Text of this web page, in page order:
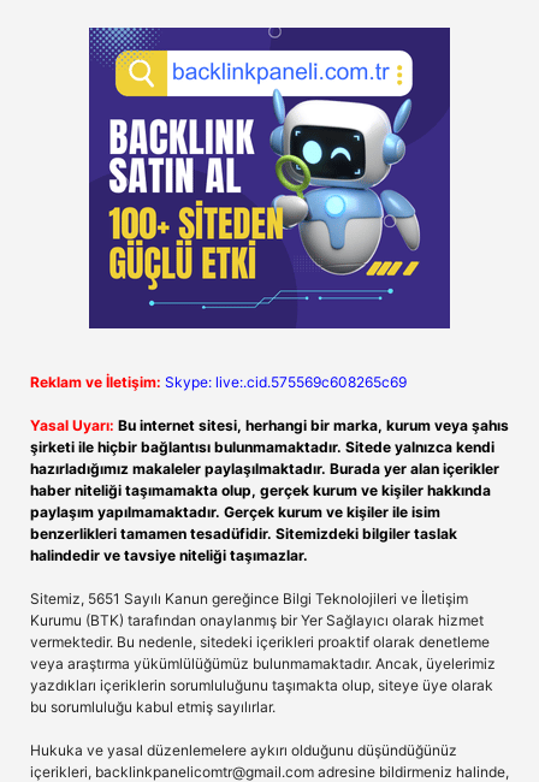
Reklam ve İletişim: Skype: live:.cid.575569c608265c69
Yasal Uyarı: Bu internet sitesi, herhangi bir marka, kurum veya şahıs
şirketi ile hiçbir bağlantısı bulunmamaktadır. Sitede yalnızca kendi
hazırladığımız makaleler paylaşılmaktadır. Burada yer alan içerikler
haber niteliği taşımamakta olup, gerçek kurum ve kişiler hakkında
paylaşım yapılmamaktadır. Gerçek kurum ve kişiler ile isim
benzerlikleri tamamen tesadüfidir. Sitemizdeki bilgiler taslak
halindedir ve tavsiye niteliği taşımazlar.
Sitemiz, 5651 Sayılı Kanun gereğince Bilgi Teknolojileri ve İletişim
Kurumu (BTK) tarafından onaylanmış bir Yer Sağlayıcı olarak hizmet
vermektedir. Bu nedenle, sitedeki içerikleri proaktif olarak denetleme
veya araştırma yükümlülüğümüz bulunmamaktadır. Ancak, üyelerimiz
yazdıkları içeriklerin sorumluluğunu taşımakta olup, siteye üye olarak
bu sorumluluğu kabul etmiş sayılırlar.
Hukuka ve yasal düzenlemelere aykırı olduğunu düşündüğünüz
içerikleri, backlinkpanelicomtr@gmail.com adresine bildirmeniz halinde,